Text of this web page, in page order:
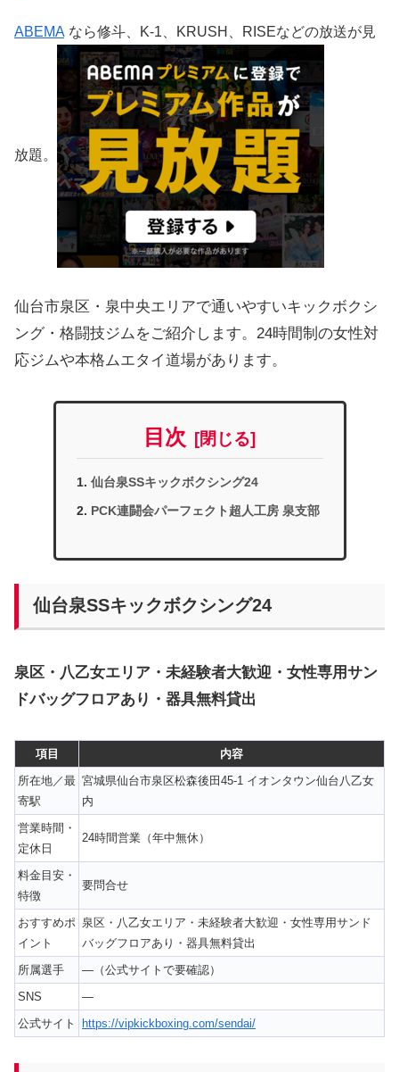
ABEMA なら修斗、K-1、KRUSH、RISEなどの放送が見
放題。
仙台市泉区・泉中央エリアで通いやすいキックボクシ
ング・格闘技ジムをご紹介します。24時間制の女性対
応ジムや本格ムエタイ道場があります。
目次
仙台泉SSキックボクシング24
PCK連闘会パーフェクト超人工房 泉支部
仙台泉SSキックボクシング24
泉区・八乙女エリア・未経験者大歓迎・女性専用サン
ドバッグフロアあり・器具無料貸出
項目
内容
所在地／最
寄駅
宮城県仙台市泉区松森後田45-1 イオンタウン仙台八乙女
内
営業時間・
定休日
24時間営業（年中無休）
料金目安・
特徴
要問合せ
おすすめポ
イント
泉区・八乙女エリア・未経験者大歓迎・女性専用サンド
バッグフロアあり・器具無料貸出
所属選手
—（公式サイトで要確認）
SNS
—
公式サイト
https://vipkickboxing.com/sendai/